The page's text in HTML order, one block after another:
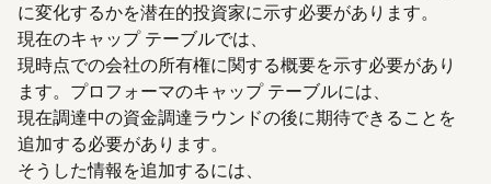
に変化するかを潜在的投資家に示す必要があります。
現在のキャップ テーブルでは、
現時点での会社の所有権に関する概要を示す必要があり
ます。プロフォーマのキャップ テーブルには、
現在調達中の資金調達ラウンドの後に期待できることを
追加する必要があります。
そうした情報を追加するには、